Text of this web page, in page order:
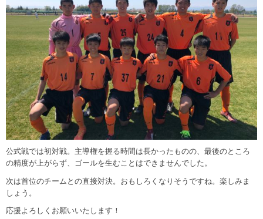
公式戦では初対戦。主導権を握る時間は長かったものの、最後のところ
の精度が上がらず、ゴールを生むことはできませんでした。
次は首位のチームとの直接対決。おもしろくなりそうですね。楽しみま
しょう。
応援よろしくお願いいたします！